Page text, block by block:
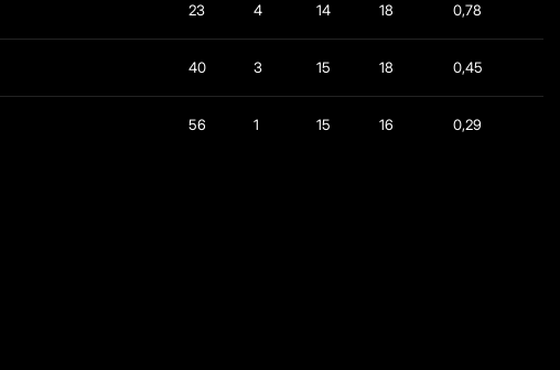
23 4 14 18 0,78
40 3 15 18 0,45
56 1 15 16 0,29